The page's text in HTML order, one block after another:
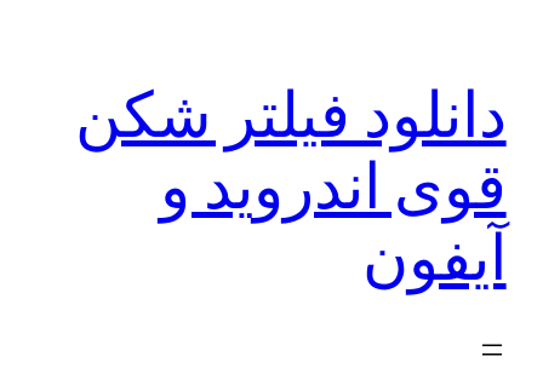
دانلود فیلتر شکن
قوی اندروید و
آیفون